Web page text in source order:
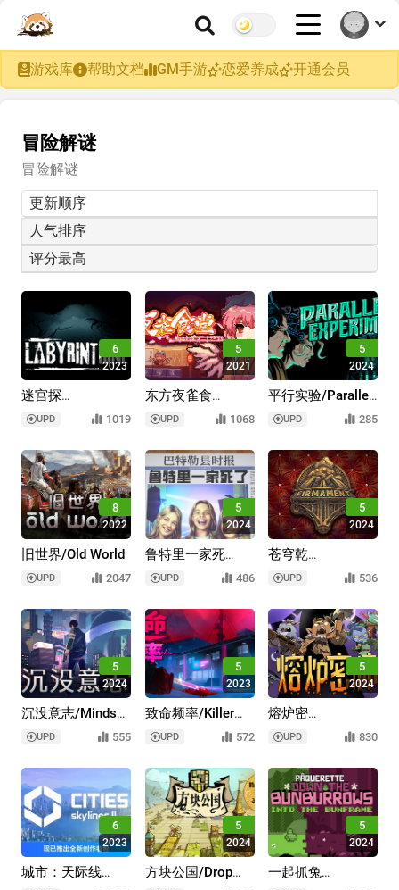
游戏库 帮助文档 GM手游 恋爱养成 开通会员
冒险解谜
冒险解谜
更新顺序
人气排序
评分最高
6
2023
迷宫探
险/Labyrinthine
UPD 1019
5
2021
东方夜雀食
堂/Touhou
Mystia's Izakaya
UPD 1068
5
2024
平行实验/Parallel
Experiment
UPD 285
8
2022
旧世界/Old World
UPD 2047
5
2024
鲁特里一家死
了/The Roottrees
are Dead
UPD 486
5
2024
苍穹乾
坤/Firmament/支
持VR
UPD 536
5
2024
沉没意志/Minds
Beneath Us
UPD 555
5
2023
致命频率/Killer
Frequency
UPD 572
5
2024
熔炉密
林/Rotwood
UPD 830
6
2023
城市：天际线
5
2024
方块公国/Drop
5
2024
一起抓兔